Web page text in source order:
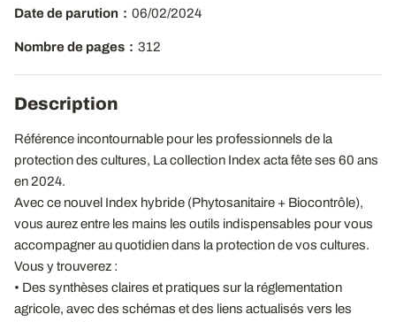
Date de parution 06/02/2024
Nombre de pages 312
Description
Référence incontournable pour les professionnels de la
protection des cultures, La collection Index acta fête ses 60 ans
en 2024.
Avec ce nouvel Index hybride (Phytosanitaire + Biocontrôle),
vous aurez entre les mains les outils indispensables pour vous
accompagner au quotidien dans la protection de vos cultures.
Vous y trouverez :
• Des synthèses claires et pratiques sur la réglementation
agricole, avec des schémas et des liens actualisés vers les